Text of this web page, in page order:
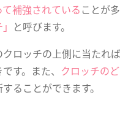
補強されていることが
と呼びます。
ロッチの上側に当たれ
す。また、 クロッチの
ることができます。